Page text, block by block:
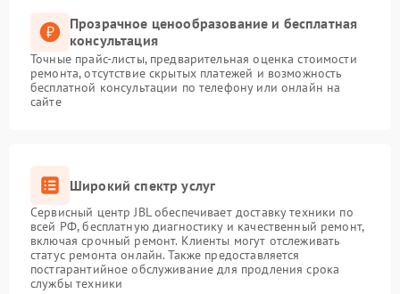
Прозрачное ценообразование и бесплатная
консультация
Точные прайс-листы, предварительная оценка стоимости
ремонта, отсутствие скрытых платежей и возможность
бесплатной консультации по телефону или онлайн на
сайте
Широкий спектр услуг
Сервисный центр JBL обеспечивает доставку техники по
всей РФ, бесплатную диагностику и качественный ремонт,
включая срочный ремонт. Клиенты могут отслеживать
статус ремонта онлайн. Также предоставляется
постгарантийное обслуживание для продления срока
службы техники